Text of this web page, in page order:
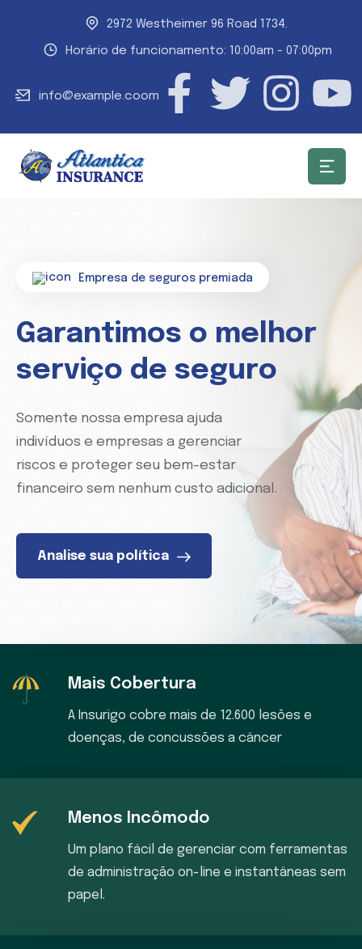
2972 Westheimer 96 Road 1734.
Horário de funcionamento: 10:00am - 07:00pm
info@example.coom
Empresa de seguros premiada
Garantimos o melhor
serviço de seguro
Somente nossa empresa ajuda
indivíduos e empresas a gerenciar
riscos e proteger seu bem-estar
financeiro sem nenhum custo adicional.
Analise sua política
Mais Cobertura
A Insurigo cobre mais de 12.600 lesões e
doenças, de concussões a câncer
Menos Incômodo
Um plano fácil de gerenciar com ferramentas
de administração on-line e instantâneas sem
papel.